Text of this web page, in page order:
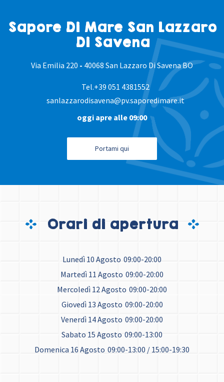
Sapore Di Mare San Lazzaro
Di Savena
Via Emilia 220 - 40068 San Lazzaro Di Savena BO
Tel.+39 051 4381552
sanlazzarodisavena@pv.saporedimare.it
oggi apre alle 09:00
Portami qui
Orari di apertura
Lunedì 10 Agosto 09:00-20:00
Martedì 11 Agosto 09:00-20:00
Mercoledì 12 Agosto 09:00-20:00
Giovedì 13 Agosto 09:00-20:00
Venerdì 14 Agosto 09:00-20:00
Sabato 15 Agosto 09:00-13:00
Domenica 16 Agosto 09:00-13:00 / 15:00-19:30